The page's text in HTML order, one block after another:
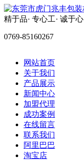
精于品· 专心工· 诚于心
0769-85160267
网站首页
关于我们
产品展示
新闻中心
加盟代理
成功案例
在线留言
联系我们
阿里巴巴
淘宝店